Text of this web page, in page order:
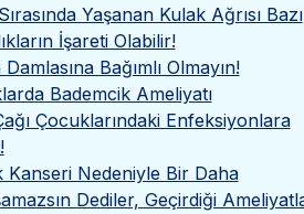
Yaşanan Kulak Ağrısı Bazı
İşareti Olabilir!
Bağımlı Olmayın!
Bademcik Ameliyatı
Çocuklarındaki Enfeksiyonlara
Kanseri Nedeniyle Bir Daha
Dediler, Geçirdiği